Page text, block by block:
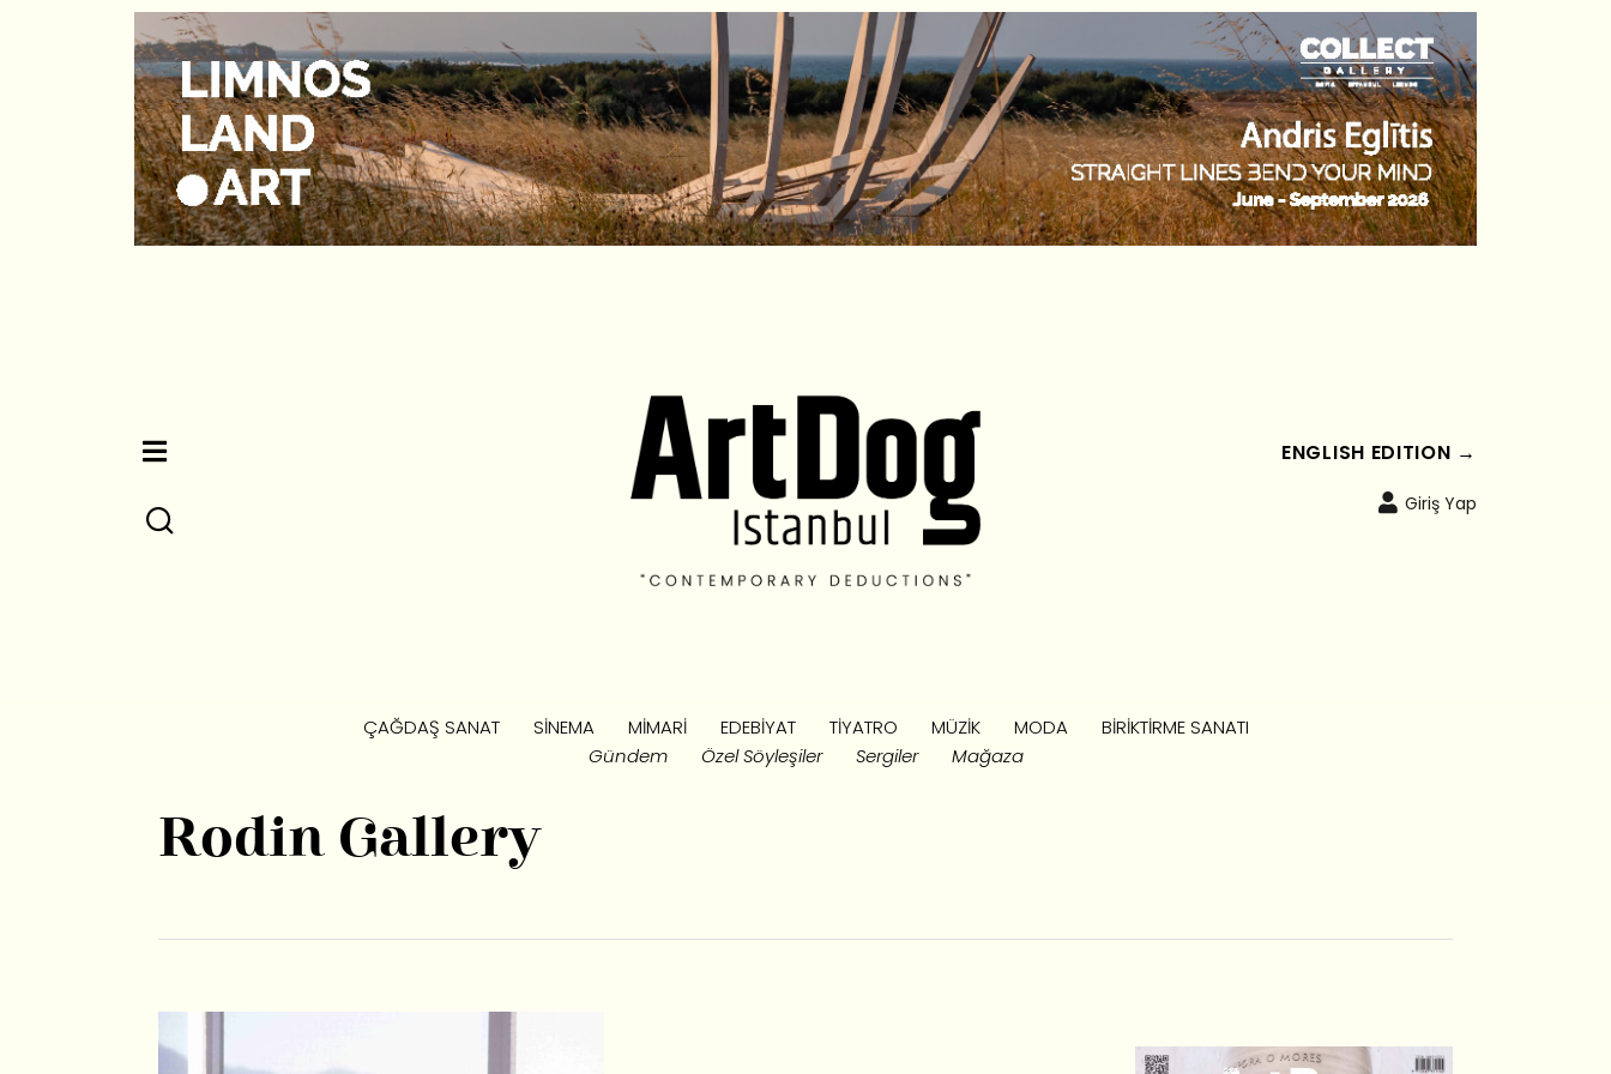
ENGLISH EDITION →
Giriş Yap
ÇAĞDAŞ SANAT SINEMA MIMARI EDEBIYAT TIYATRO MÜZIK MODA
BIRIKTIRME SANATI
Gündem
Özel Söyleşiler Sergiler Mağaza
Rodin Gallery